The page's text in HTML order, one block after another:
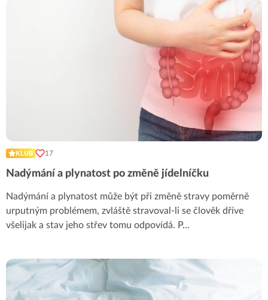
KLUB 17
Nadýmání a plynatost po změně jídelníčku
Nadýmání a plynatost může být při změně stravy poměrně
urputným problémem, zvláště stravoval-li se člověk dříve
všelijak a stav jeho střev tomu odpovídá. P...